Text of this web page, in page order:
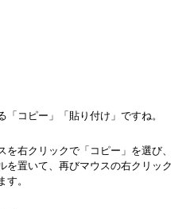
「コピー」「貼り付け」ですね。
右クリックで「コピー」を選び、
を置いて、再びマウスの右クリック
。